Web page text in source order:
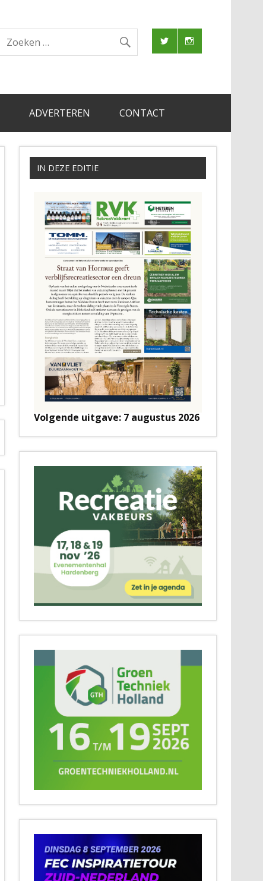
ADVERTEREN CONTACT
IN DEZE EDITIE
Volgende uitgave: 7 augustus 2026